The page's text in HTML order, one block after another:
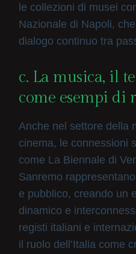
le collezioni di musei
Nazionale di Napoli,
dialogo continuo tra
c. La musica, il
come esempi di
Anche nel settore della
cinema, le connessioni
come La Biennale di
Sanremo
e pubblico, creando un
dinamico e
registi italiani e
il ruolo dell’Italia come